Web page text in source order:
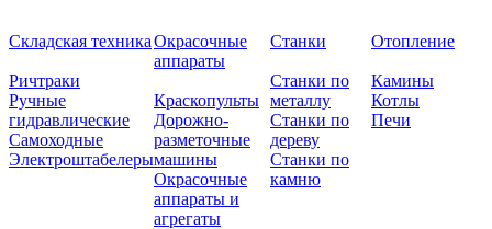
Складская техника
Ричтраки
Ручные
гидравлические
Самоходные
Электроштабелеры
Окрасочные
аппараты
Краскопульты
Дорожно-
разметочные
машины
Окрасочные
аппараты и
агрегаты
Станки
Станки по
металлу
Станки по
дереву
Станки по
камню
Отопление
Камины
Котлы
Печи